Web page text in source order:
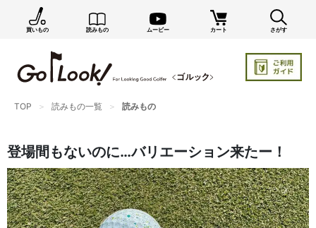
買いもの 読みもの ムービー カート さがす
TOP 読みもの一覧 読みもの
登場間もないのに…バリエーション来たー！
×
GO/LOOK! からのお知らせ（受信設定）
新商品情報や編集部のオススメ、オトクな情報・買い
まだご登録でない方はぜひ！
編集部セレクトのスタイル提案・お得情報（ダイレクトメール）
カートに残っている商品のお知らせ（買い忘れ通知）